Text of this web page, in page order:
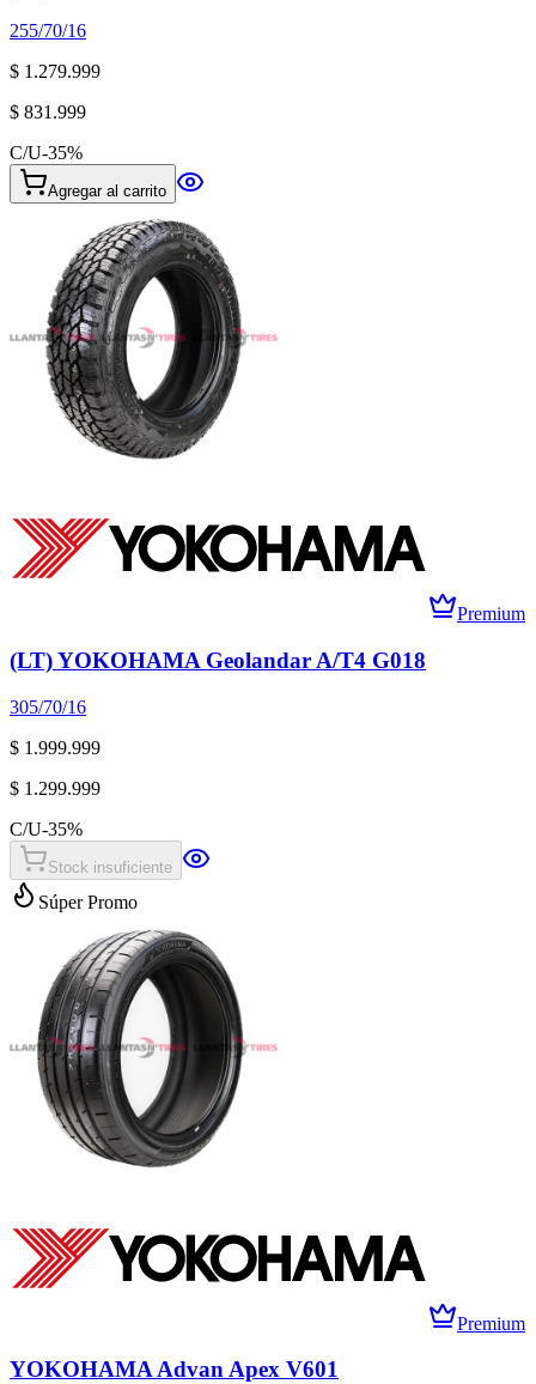
255/70/16
$ 1.279.999
$ 831.999
C/U-35%
Agregar al carrito
Premium
(LT) YOKOHAMA Geolandar A/T4 G018
305/70/16
$ 1.999.999
$ 1.299.999
C/U-35%
Stock insuficiente
Súper Promo
Premium
YOKOHAMA Advan Apex V601